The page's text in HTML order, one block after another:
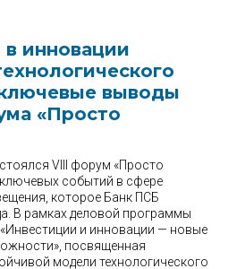
инновации
выводы
«Просто
VIII форум «Просто
событий в сфере
которое Банк ПСБ
В рамках деловой программы
и инновации — новые
посвященная
модели технологического